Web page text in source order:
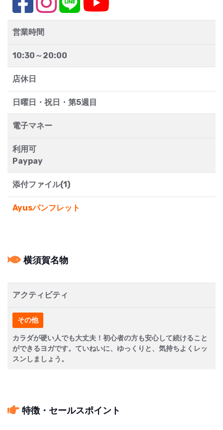
営業時間
10:30～20:00
店休日
日曜日・祝日・第5週目
電子マネー
利用可
Paypay
添付ファイル(1)
Ayusパンフレット
横須賀名物
アクティビティ
その他
カラダが硬い人でも大丈夫！初心者の方も安心して続けること
ができるヨガです。ていねいに、ゆっくりと、気持ちよくレッ
スンしましょう。
特徴・セールスポイント